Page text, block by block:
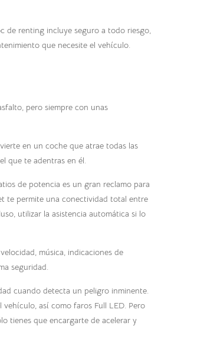
de renting incluye seguro a todo riesgo,
que necesite el vehículo.
pero siempre con unas
en un coche que atrae todas las
que te adentras en él.
de potencia es un gran reclamo para
te permite una conectividad total entre
utilizar la asistencia automática si lo
música, indicaciones de
seguridad.
cuando detecta un peligro inminente.
así como faros Full LED. Pero
tienes que encargarte de acelerar y